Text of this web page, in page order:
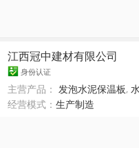
江西冠中建材有限公司
身份认证
主营产品：发泡水泥保温板,
经营模式：生产制造